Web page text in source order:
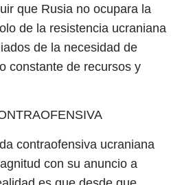
que Rusia no ocupara la
de la resistencia ucraniana
de la necesidad de
constante de recursos y
contraofensiva ucraniana
con su anuncio a